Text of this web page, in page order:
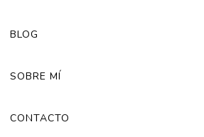
BLOG
SOBRE MÍ
CONTACTO